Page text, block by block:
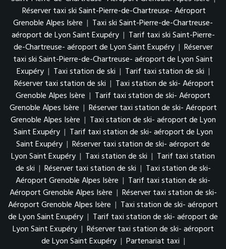
Réserver taxi ski Saint-Pierre-de-Chartreuse- Aéroport
Grenoble Alpes Isère | Taxi ski Saint-Pierre-de-Chartreuse-
aéroport de Lyon Saint Exupéry | Tarif taxi ski Saint-Pierre-
de-Chartreuse- aéroport de Lyon Saint Exupéry | Réserver
taxi ski Saint-Pierre-de-Chartreuse- aéroport de Lyon Saint
Exupéry | Taxi station de ski | Tarif taxi station de ski |
Réserver taxi station de ski | Taxi station de ski- Aéroport
Grenoble Alpes Isère | Tarif taxi station de ski- Aéroport
Grenoble Alpes Isère | Réserver taxi station de ski- Aéroport
Grenoble Alpes Isère | Taxi station de ski- aéroport de Lyon
Saint Exupéry | Tarif taxi station de ski- aéroport de Lyon
Saint Exupéry | Réserver taxi station de ski- aéroport de
Lyon Saint Exupéry | Taxi station de ski | Tarif taxi station
de ski | Réserver taxi station de ski | Taxi station de ski-
Aéroport Grenoble Alpes Isère | Tarif taxi station de ski-
Aéroport Grenoble Alpes Isère | Réserver taxi station de ski-
Aéroport Grenoble Alpes Isère | Taxi station de ski- aéroport
de Lyon Saint Exupéry | Tarif taxi station de ski- aéroport de
Lyon Saint Exupéry | Réserver taxi station de ski- aéroport
de Lyon Saint Exupéry | Partenariat taxi |